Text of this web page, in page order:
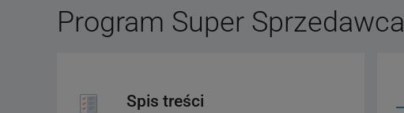
Program Super Sprzedawca
Spis treści